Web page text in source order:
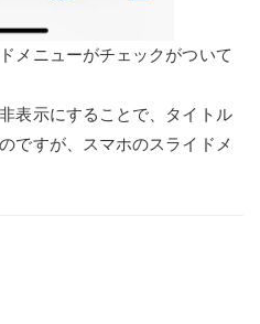
メニューがチェックがついて
表示にすることで、タイトル
ですが、スマホのスライドメ